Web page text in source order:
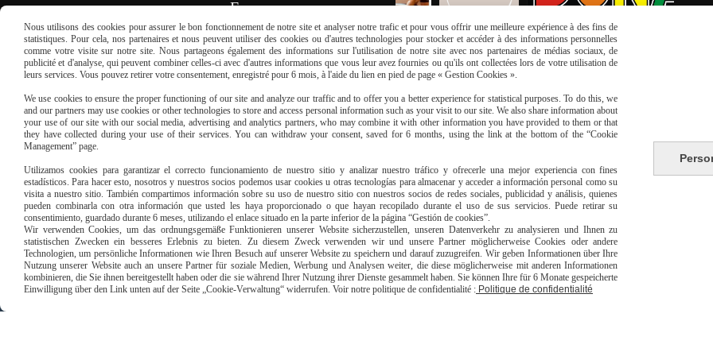
en France
REMPLISSEZ LE FORMULAIRE
Paiement sécurisé
livraison à domicile
Nous utilisons des cookies pour assurer le bon fonctionnement de notre site et analyser notre trafic et pour vous offrir une meilleure expérience à des fins de
statistiques. Pour cela, nos partenaires et nous peuvent utiliser des cookies ou d'autres technologies pour stocker et accéder à des informations personnelles
comme votre visite sur notre site. Nous partageons également des informations sur l'utilisation de notre site avec nos partenaires de médias sociaux, de
publicité et d'analyse, qui peuvent combiner celles-ci avec d'autres informations que vous leur avez fournies ou qu'ils ont collectées lors de votre utilisation de
leurs services. Vous pouvez retirer votre consentement, enregistré pour 6 mois, à l'aide du lien en pied de page « Gestion Cookies ».
We use cookies to ensure the proper functioning of our site and analyze our traffic and to offer you a better experience for statistical purposes. To do this, we
and our partners may use cookies or other technologies to store and access personal information such as your visit to our site. We also share information about
your use of our site with our social media, advertising and analytics partners, who may combine it with other information you have provided to them or that
they have collected during your use of their services. You can withdraw your consent, saved for 6 months, using the link at the bottom of the “Cookie
Management” page.
Utilizamos cookies para garantizar el correcto funcionamiento de nuestro sitio y analizar nuestro tráfico y ofrecerle una mejor experiencia con fines
estadísticos. Para hacer esto, nosotros y nuestros socios podemos usar cookies u otras tecnologías para almacenar y acceder a información personal como su
visita a nuestro sitio. También compartimos información sobre su uso de nuestro sitio con nuestros socios de redes sociales, publicidad y análisis, quienes
pueden combinarla con otra información que usted les haya proporcionado o que hayan recopilado durante el uso de sus servicios. Puede retirar su
consentimiento, guardado durante 6 meses, utilizando el enlace situado en la parte inferior de la página “Gestión de cookies”.
Wir verwenden Cookies, um das ordnungsgemäße Funktionieren unserer Website sicherzustellen, unseren Datenverkehr zu analysieren und Ihnen zu
statistischen Zwecken ein besseres Erlebnis zu bieten. Zu diesem Zweck verwenden wir und unsere Partner möglicherweise Cookies oder andere
Technologien, um persönliche Informationen wie Ihren Besuch auf unserer Website zu speichern und darauf zuzugreifen. Wir geben Informationen über Ihre
Nutzung unserer Website auch an unsere Partner für soziale Medien, Werbung und Analysen weiter, die diese möglicherweise mit anderen Informationen
kombinieren, die Sie ihnen bereitgestellt haben oder die sie während Ihrer Nutzung ihrer Dienste gesammelt haben. Sie können Ihre für 6 Monate gespeicherte
Einwilligung über den Link unten auf der Seite „Cookie-Verwaltung“ widerrufen. Voir notre politique de confidentialité : Politique de confidentialité